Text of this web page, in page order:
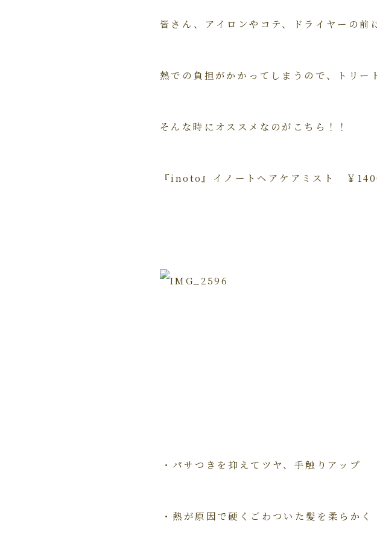
皆さん、アイロンやコテ、ドライヤーの
熱での負担がかかってしまうので、トリ
そんな時にオススメなのがこちら！！
『inoto』イノートヘアケアミスト ￥
・パサつきを抑えてツヤ、手触りアップ
・熱が原因で硬くごわついた髪を柔らかく